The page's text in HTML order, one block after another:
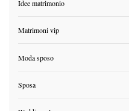
Idee matrimonio
Matrimoni vip
Moda sposo
Sposa